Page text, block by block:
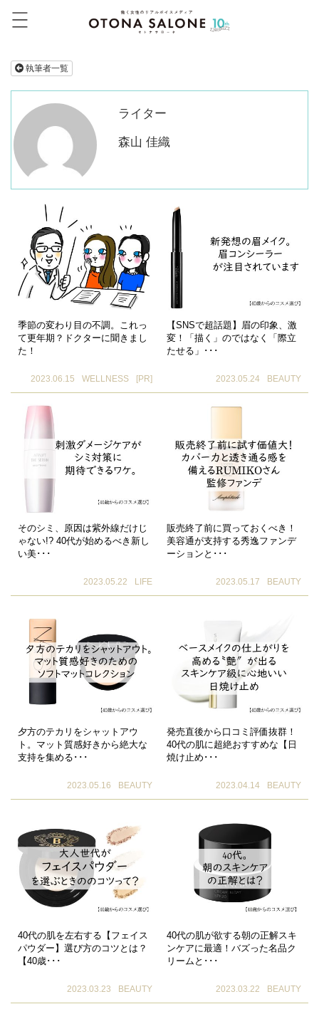
執筆者一覧
ライター
森山 佳織
季節の変わり目の不調。これっ
て更年期？ドクターに聞きまし
た！
2023.06.15 WELLNESS [PR]
【SNSで超話題】眉の印象、激
変！「描く」のではなく「際立
たせる」･･･
2023.05.24 BEAUTY
そのシミ、原因は紫外線だけじ
ゃない!? 40代が始めるべき新し
い美･･･
2023.05.22 LIFE
販売終了前に買っておくべき！
美容通が支持する秀逸ファンデ
ーションと･･･
2023.05.17 BEAUTY
夕方のテカリをシャットアウ
ト。マット質感好きから絶大な
支持を集める･･･
2023.05.16 BEAUTY
発売直後から口コミ評価抜群！
40代の肌に超絶おすすめな【日
焼け止め･･･
2023.04.14 BEAUTY
40代の肌を左右する【フェイス
パウダー】選び方のコツとは？
【40歳･･･
2023.03.23 BEAUTY
40代の肌が欲する朝の正解スキ
ンケアに最適！バズった名品ク
リームと･･･
2023.03.22 BEAUTY